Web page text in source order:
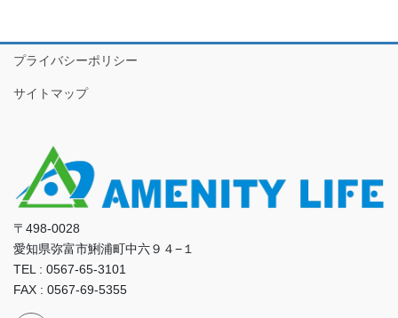
プライバシーポリシー
サイトマップ
〒498-0028
愛知県弥富市鯏浦町中六９４−１
TEL : 0567-65-3101
FAX : 0567-69-5355